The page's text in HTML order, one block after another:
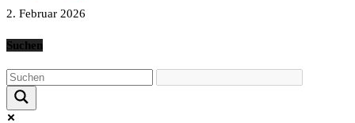
2. Februar 2026
Suchen